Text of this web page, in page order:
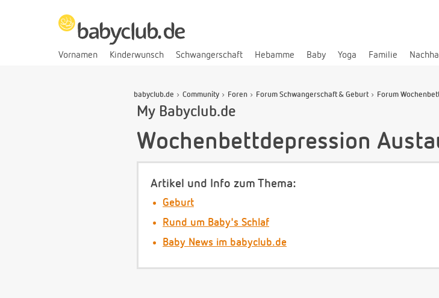
Vornamen Kinderwunsch Schwangerschaft Hebamme Baby Yoga Familie
babyclub.de Community Foren Forum Schwangerschaft & Geburt Forum
My Babyclub.de
Wochenbettdepression
Artikel und Info zum Thema:
Geburt
Rund um Baby's Schlaf
Baby News im babyclub.de